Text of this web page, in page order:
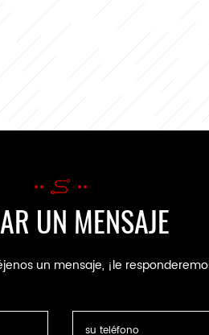
UN MENSAJE
un mensaje, ¡le